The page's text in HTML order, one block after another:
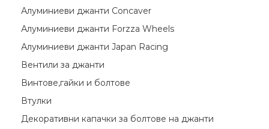
Алуминиеви джанти Concaver
Алуминиеви джанти Forzza Wheels
Алуминиеви джанти Japan Racing
Вентили за джанти
Винтове,гайки и болтове
Втулки
Декоративни капачки за болтове на джанти